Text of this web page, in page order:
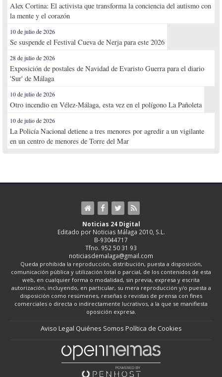
Alex Cortina: El activista que transforma la conciencia del autismo con
la mente y el corazón
10 de julio de 2026
Se suspende el Festival Cueva de Nerja para este 2026
28 de julio de 2026
Exposición de postales de Navidad de Evaristo Guerra para el diario
'Sur' de Málaga
10 de julio de 2026
Otro incendio en Vélez-Málaga, esta vez en el polígono La Pañoleta
10 de julio de 2026
La Policía Nacional detiene a tres menores por agredir a un vigilante
en un centro de menores de Torre del Mar
Noticias 24 Digital
Editado por Noticias Málaga 2010, S.L.
B-93044717
Tfno. 952 50 31 93
noticiasdemalaga@gmail.com
Queda prohibida la reproducción, distribución, puesta a disposición,
comunicación pública y utilización total o parcial, de los contenidos de esta
web, en cualquier forma o modalidad, sin previa, expresa y escrita
autorización, incluyendo, en particular, su mera reproducción y/o puesta a
disposición como resúmenes, reseñas o revistas de prensa con fines
comerciales o directa o indirectamente lucrativos, a la que se manifiesta
oposición expresa.
Aviso Legal Quiénes Somos Política de Cookies